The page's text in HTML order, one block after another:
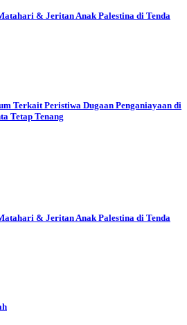
& Jeritan Anak Palestina di Tenda
Terkait Peristiwa Dugaan Penganiayaan di
Tetap Tenang
& Jeritan Anak Palestina di Tenda